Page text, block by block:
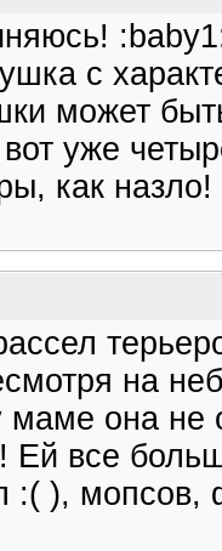
с
может
уже
как
на
она не
Ей все
), мопсов,